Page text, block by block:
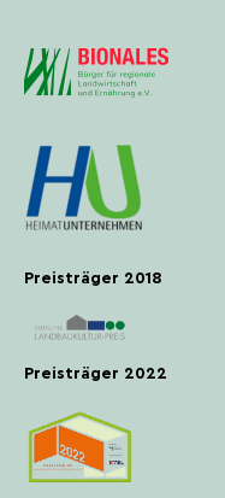
Preisträger 2018
Preisträger 2022